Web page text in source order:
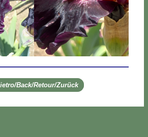
Back/Retour/Zurück